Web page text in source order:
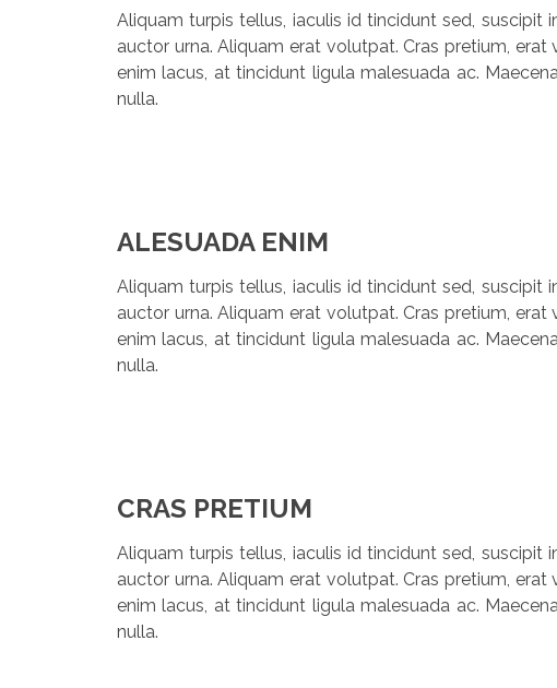
Aliquam turpis tellus, iaculis id tincidunt sed, suscipit
auctor urna. Aliquam erat volutpat. Cras pretium,
enim lacus, at tincidunt ligula malesuada ac.
nulla.
ALESUADA ENIM
Aliquam turpis tellus, iaculis id tincidunt sed, suscipit
auctor urna. Aliquam erat volutpat. Cras pretium,
enim lacus, at tincidunt ligula malesuada ac.
nulla.
CRAS PRETIUM
Aliquam turpis tellus, iaculis id tincidunt sed, suscipit
auctor urna. Aliquam erat volutpat. Cras pretium,
enim lacus, at tincidunt ligula malesuada ac.
nulla.